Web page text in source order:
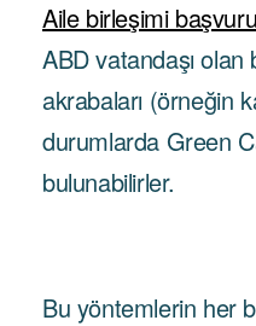
Aile birleşimi
ABD vatandaşı
akrabaları (örneğin
durumlarda Green
bulunabilirler.
Bu yöntemlerin her